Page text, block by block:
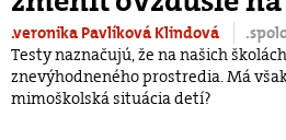
.veronika Pavlíková Klindová
Testy naznačujú, že na našich
znevýhodneného prostredia. Má
mimoškolská situácia detí?